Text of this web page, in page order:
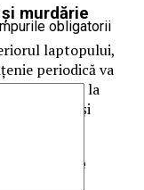
murdărie
laptopului,
periodică va
adecvate și la
și
neutilizate
obligatorii